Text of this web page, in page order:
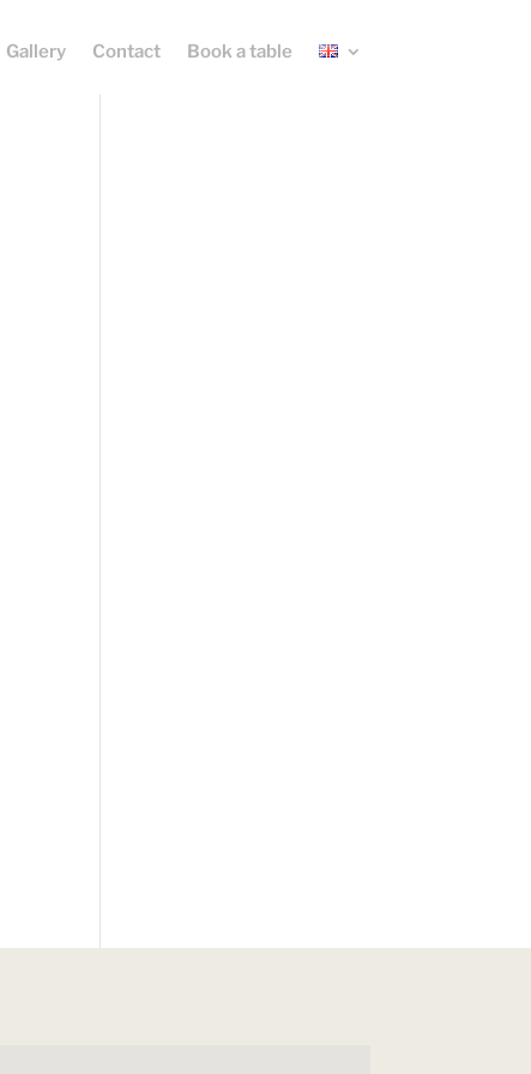
Gallery Contact Book a table